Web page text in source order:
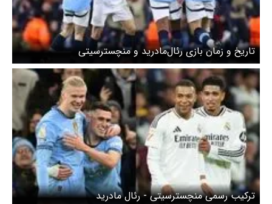
تاریخ و زمان بازی رئال‌مادرید و منچسترسیتی
ترکیب رسمی منچسترسیتی - رئال مادرید